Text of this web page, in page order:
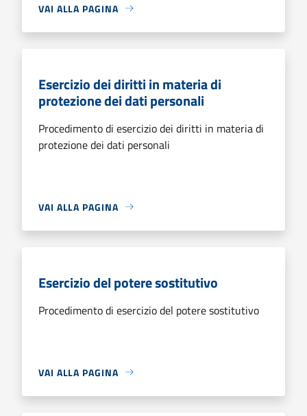
VAI ALLA PAGINA
Esercizio dei diritti in materia di
protezione dei dati personali
Procedimento di esercizio dei diritti in materia di
protezione dei dati personali
VAI ALLA PAGINA
Esercizio del potere sostitutivo
Procedimento di esercizio del potere sostitutivo
VAI ALLA PAGINA